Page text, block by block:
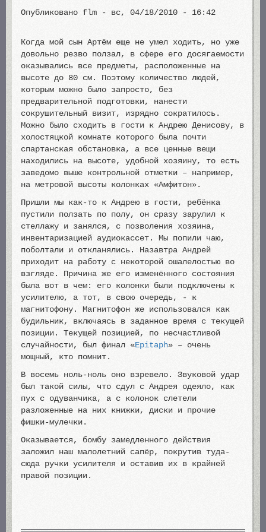
Опубликовано flm - вс, 04/18/2010 - 16:42
Когда мой сын Артём еще не умел ходить, но уже
довольно резво ползал, в сфере его досягаемости
оказывались все предметы, расположенные на
высоте до 80 см. Поэтому количество людей,
которым можно было запросто, без
предварительной подготовки, нанести
сокрушительный визит, изрядно сократилось.
Можно было сходить в гости к Андрею Денисову, в
холостяцкой комнате которого была почти
спартанская обстановка, а все ценные вещи
находились на высоте, удобной хозяину, то есть
заведомо выше контрольной отметки – например,
на метровой высоты колонках «Амфитон».
Пришли мы как-то к Андрею в гости, ребёнка
пустили ползать по полу, он сразу зарулил к
стеллажу и занялся, с позволения хозяина,
инвентаризацией аудиокассет. Мы попили чаю,
поболтали и откланялись. Назавтра Андрей
приходит на работу с некоторой ошалелостью во
взгляде. Причина же его изменённого состояния
была вот в чем: его колонки были подключены к
усилителю, а тот, в свою очередь, - к
магнитофону. Магнитофон же использовался как
будильник, включаясь в заданное время с текущей
позиции. Текущей позицией, по несчастливой
случайности, был финал «Epitaph» – очень
мощный, кто помнит.
В восемь ноль-ноль оно взревело. Звуковой удар
был такой силы, что сдул с Андрея одеяло, как
пух с одуванчика, а с колонок слетели
разложенные на них книжки, диски и прочие
фишки-мулечки.
Оказывается, бомбу замедленного действия
заложил наш малолетний сапёр, покрутив туда-
сюда ручки усилителя и оставив их в крайней
правой позиции.